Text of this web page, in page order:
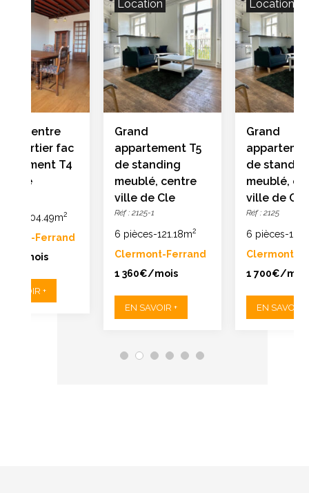
centre
quartier fac
T4
vue
104.49m2
Ferrand
mois
SAVOIR +
Location
Grand
appartement T5
de standing
meublé, centre
ville de Cle
Réf : 2125-1
6 pièces-121.18m2
Clermont-Ferrand
1 360€/mois
EN SAVOIR +
Location
Grand
de
meublé,
ville de Cle
Réf : 2125
6 pièces-
Clermont-
1 700€/
EN SAVOIR +